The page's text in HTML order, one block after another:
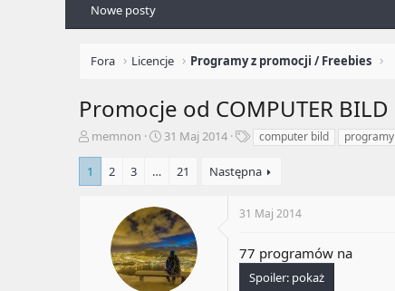
Nowe posty
Fora Licencje Programy z promocji / Freebies
Promocje od COMPUTER BILD
A
t
o
memnon
R
c
z
ę
t
y
31 Maj 2014
T
g
computer bild programy
1 2 3 … 21 Następna
31 Maj 2014
77 programów na
Spoiler: pokaż